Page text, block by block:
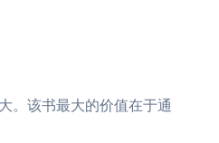
。该书最大的价值在于通